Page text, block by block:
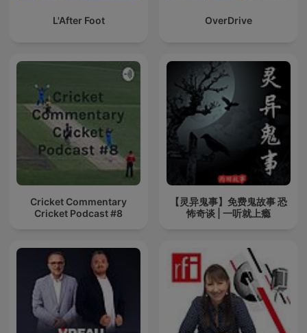
L'After Foot OverDrive
Cricket Commentary
Cricket Podcast #8
【灵异鬼事】免费鬼故事 恐
怖奇谈 | 一听就上瘾